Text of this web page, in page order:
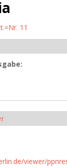
11
viewer/